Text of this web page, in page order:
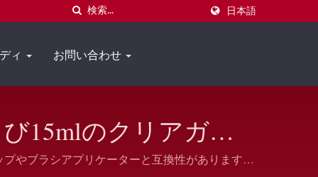
日本語
ィ お問い合わせ
15mlのクリアガラ
やブラシアプリケーターと互換性があります。